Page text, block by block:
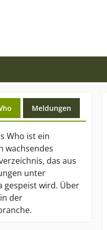
Meldungen
Who ist ein
wachsendes
das aus
unter
gespeist wird. Über
der